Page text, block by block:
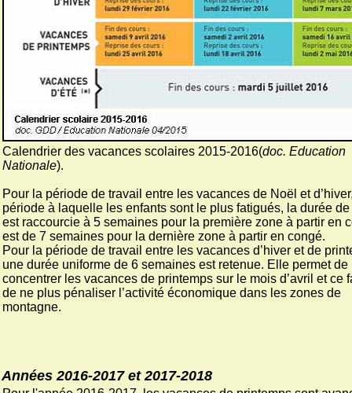
Calendrier des vacances scolaires 2015-2016(doc. Education
Nationale).
Pour la période de travail entre les vacances de Noël et
période à laquelle les enfants sont le plus fatigués, la durée
est raccourcie à 5 semaines pour la première zone à partir en
est de 7 semaines pour la dernière zone à partir en congé.
Pour la période de travail entre les vacances d’hiver et de
une durée uniforme de 6 semaines est retenue. Elle permet de
concentrer les vacances de printemps sur le mois d’avril et ce
de ne plus pénaliser l’activité économique dans les zones de
montagne.
Années 2016-2017 et 2017-2018